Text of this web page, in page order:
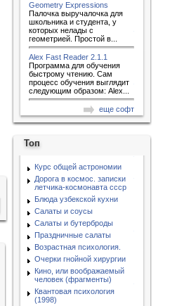
Geometry Expressions
Палочка выручалочка для
школьника и студента, у
которых нелады с
геометрией. Простой в...
Alex Fast Reader 2.1.1
Программа для обучения
быстрому чтению. Сам
процесс обучения выглядит
следующим образом: Alex...
еще софт
Топ
Курс общей астрономии
Дорога в космос. записки
летчика-космонавта ссср
Блюда узбекской кухни
Салаты и соусы
Салаты и бутерброды
Праздничные салаты
Возрастная психология.
Очерки гнойной хирургии
Кино, или воображаемый
человек (фрагменты)
Квантовая психология
(1998)